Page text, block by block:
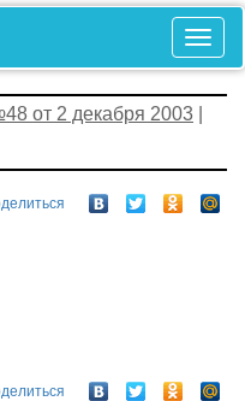
от 2 декабря 2003